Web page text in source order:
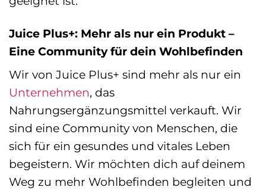
Juice Plus+: Mehr als nur ein Produkt –
Eine Community für dein Wohlbefinden
Wir von Juice Plus+ sind mehr als nur ein
Unternehmen, das
Nahrungsergänzungsmittel verkauft. Wir
sind eine Community von Menschen, die
sich für ein gesundes und vitales Leben
begeistern. Wir möchten dich auf deinem
Weg zu mehr Wohlbefinden begleiten und